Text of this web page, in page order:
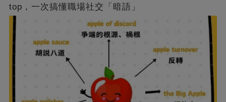
top，一次搞懂職場社交「暗語」